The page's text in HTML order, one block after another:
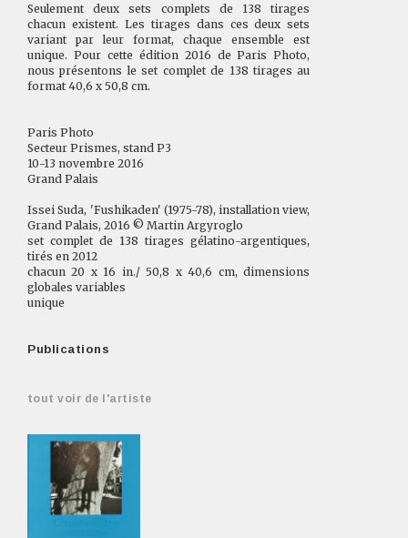
Seulement deux sets complets de 138 tirages
chacun existent. Les tirages dans ces deux sets
variant par leur format, chaque ensemble est
unique. Pour cette édition 2016 de Paris Photo,
nous présentons le set complet de 138 tirages au
format 40,6 x 50,8 cm.
Paris Photo
Secteur Prismes, stand P3
10-13 novembre 2016
Grand Palais
Issei Suda, 'Fushikaden' (1975-78), installation view,
Grand Palais, 2016 © Martin Argyroglo
set complet de 138 tirages gélatino-argentiques,
tirés en 2012
chacun 20 x 16 in./ 50,8 x 40,6 cm, dimensions
globales variables
unique
Publications
tout voir de l'artiste